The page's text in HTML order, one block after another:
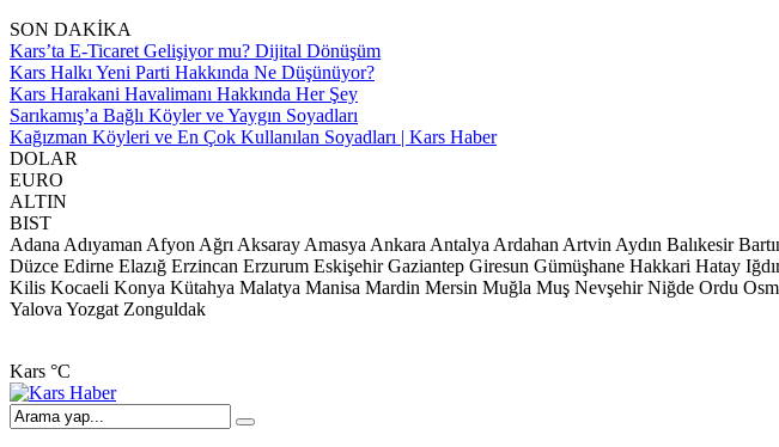
SON DAKİKA
Kars’ta E-Ticaret Gelişiyor mu? Dijital Dönüşüm
Kars Halkı Yeni Parti Hakkında Ne Düşünüyor?
Kars Harakani Havalimanı Hakkında Her Şey
Sarıkamış’a Bağlı Köyler ve Yaygın Soyadları
Kağızman Köyleri ve En Çok Kullanılan Soyadları | Kars Haber
DOLAR
EURO
ALTIN
BIST
Adana Adıyaman Afyon Ağrı Aksaray Amasya Ankara Antalya Ardahan Artvin Aydın Balıkesir
Düzce Edirne Elazığ Erzincan Erzurum Eskişehir Gaziantep Giresun Gümüşhane Hakkari Hatay
Kilis Kocaeli Konya Kütahya Malatya Manisa Mardin Mersin Muğla Muş Nevşehir Niğde Ordu
Yalova Yozgat Zonguldak
Kars °C